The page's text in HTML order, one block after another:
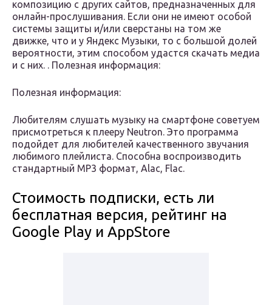
композицию с других сайтов, предназначенных для
онлайн-прослушивания. Если они не имеют особой
системы защиты и/или сверстаны на том же
движке, что и у Яндекс Музыки, то с большой долей
вероятности, этим способом удастся скачать медиа
и с них. . Полезная информация:
Полезная информация:
Любителям слушать музыку на смартфоне советуем
присмотреться к плееру Neutron. Это программа
подойдет для любителей качественного звучания
любимого плейлиста. Способна воспроизводить
стандартный MP3 формат, Alac, Flac.
Стоимость подписки, есть ли
бесплатная версия, рейтинг на
Google Play и AppStore